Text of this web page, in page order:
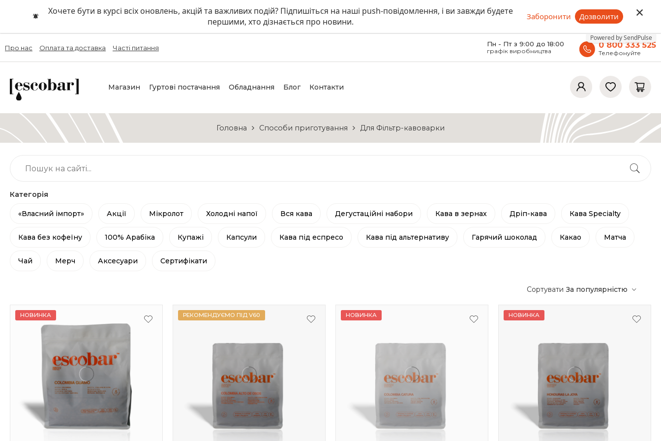
Хочете бути в курсі всіх оновлень, акцій та важливих подій? Підпишіться на наші push-повідомлення, і ви завжди будете
першими, хто дізнається про новини.
Заборонити Дозволити
Powered by SendPulse
×
Про нас Оплата та доставка Часті питання Пн - Пт з 9:00 до 18:00
графік виробництва
0 800 333 525
Телефонуйте
Магазин Гуртові постачання Обладнання Блог Контакти
Головна Способи приготування Для Фільтр-кавоварки
Категорія
«Власний імпорт» Акції Мікролот Холодні напої Вся кава Дегустаційні набори Кава в зернах Дріп-кава Кава Specialty
Кава без кофеїну 100% Арабіка Купажі Капсули Кава під еспресо Кава під альтернативу Гарячий шоколад Какао Матча
Чай Мерч Аксесуари Сертифікати
Сортувати За популярністю
НОВИНКА РЕКОМЕНДУЄМО ПІД V60 НОВИНКА НОВИНКА